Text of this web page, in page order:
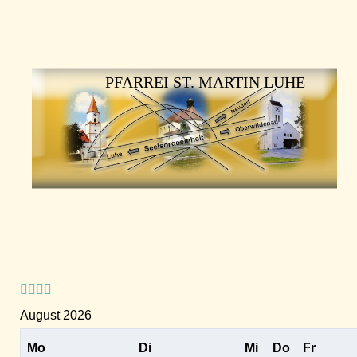
PFARREI ST. MARTIN LUHE
August 2026
Mo Di Mi Do Fr